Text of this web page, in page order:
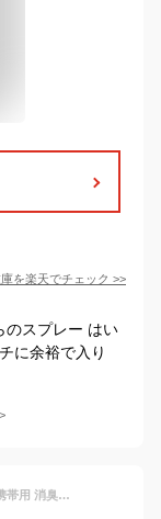
を楽天でチェック >>
のスプレー はい
に余裕で入り
【ふわり森のかほりミニ 15ml 微香タイプ】携帯用 消臭スプレー 小さくても強力 ボケットからさっと一吹き 植物性の天然消臭剤 木の香り 部屋 キッチン トイレ 靴 下駄箱 タバコ 車 ペット おむつ換え 消臭 脱臭 除菌 天然成分 国産 オーガニック 芳香剤 ヒノキ 速効